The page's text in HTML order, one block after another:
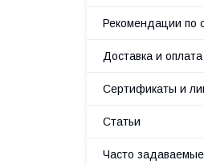
Рекомендации по
Доставка и оплата
Сертификаты и
Статьи
Часто